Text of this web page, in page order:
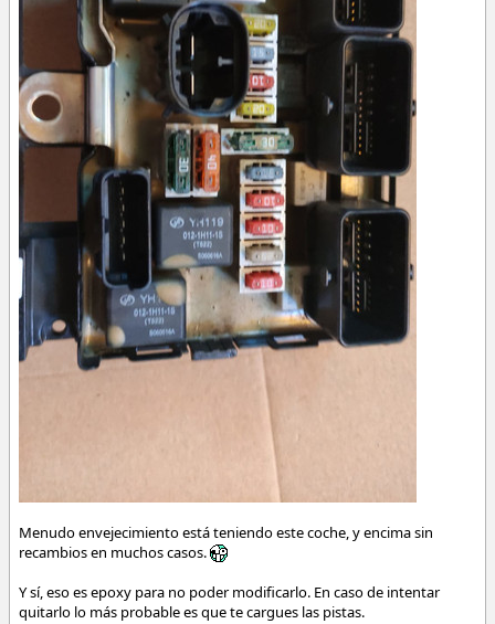
Menudo envejecimiento está teniendo este coche, y encima sin
recambios en muchos casos.
Y sí, eso es epoxy para no poder modificarlo. En caso de intentar
quitarlo lo más probable es que te cargues las pistas.